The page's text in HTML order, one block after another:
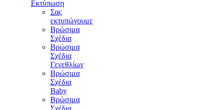
Εκτύπωση
Σας
εκτυπώνουμε
Βρώσιμα
Σχέδια
Βρώσιμα
Σχέδια
Γενεθλίων
Βρώσιμα
Σχέδια
Baby
Βρώσιμα
Σχέδια